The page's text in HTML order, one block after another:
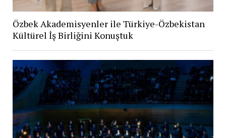
Özbek Akademisyenler ile Türkiye-Özbekistan
Kültürel İş Birliğini Konuştuk